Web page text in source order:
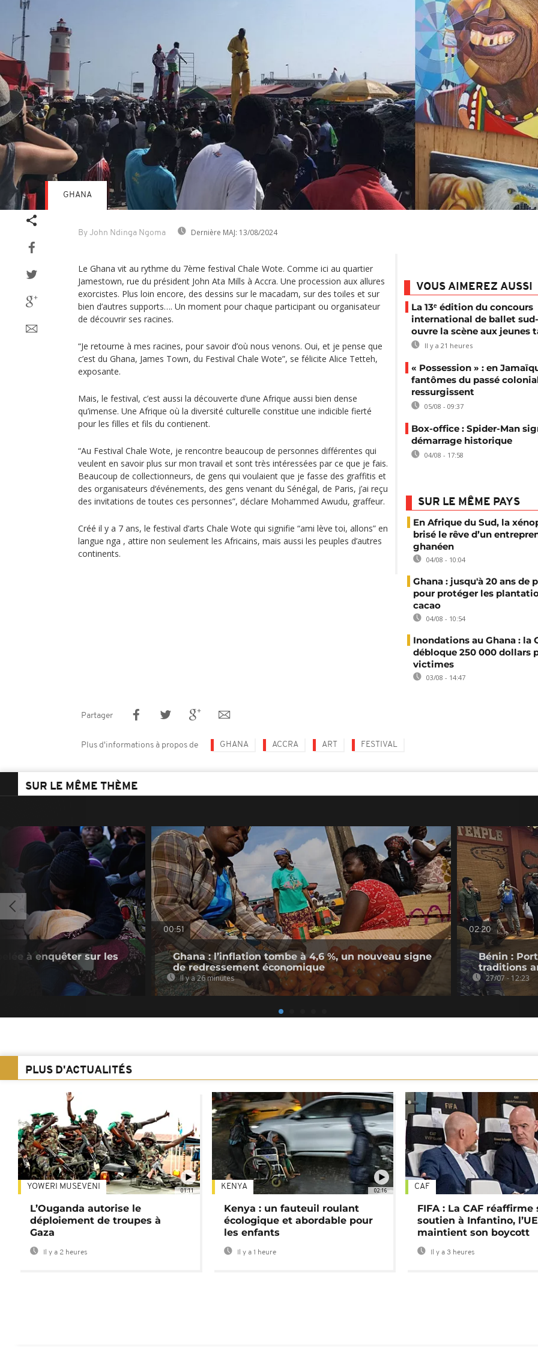
By John Ndinga Ngoma Dernière MAJ: 13/08/2024
GHANA
Le Ghana vit au rythme du 7ème festival Chale Wote. Comme ici au quartier
Jamestown, rue du président John Ata Mills à Accra. Une procession aux allures
exorcistes. Plus loin encore, des dessins sur le macadam, sur des toiles et sur
bien d’autres supports…. Un moment pour chaque participant ou organisateur
de découvrir ses racines.
“Je retourne à mes racines, pour savoir d’où nous venons. Oui, et je pense que
c’est du Ghana, James Town, du Festival Chale Wote”, se félicite Alice Tetteh,
exposante.
Mais, le festival, c’est aussi la découverte d’une Afrique aussi bien dense
qu’imense. Une Afrique où la diversité culturelle constitue une indicible fierté
pour les filles et fils du contienent.
“Au Festival Chale Wote, je rencontre beaucoup de personnes différentes qui
veulent en savoir plus sur mon travail et sont très intéressées par ce que je fais.
Beaucoup de collectionneurs, de gens qui voulaient que je fasse des graffitis et
des organisateurs d‘événements, des gens venant du Sénégal, de Paris, j’ai reçu
des invitations de toutes ces personnes”, déclare Mohammed Awudu, graffeur.
Créé il y a 7 ans, le festival d’arts Chale Wote qui signifie “ami lève toi, allons” en
langue nga , attire non seulement les Africains, mais aussi les peuples d’autres
continents.
VOUS AIMEREZ AUSSI
La 13ᵉ édition du concours
international de ballet
ouvre la scène aux jeunes
Il y a 21 heures
« Possession » : en
fantômes du passé
ressurgissent
05/08 - 09:37
Box-office : Spider-Man
démarrage historique
04/08 - 17:58
SUR LE MÊME PAYS
En Afrique du Sud, la
brisé le rêve d’un
ghanéen
04/08 - 10:04
Ghana : jusqu'à 20 ans de
pour protéger les
cacao
04/08 - 10:54
Inondations au Ghana : la
débloque 250 000 dollars
victimes
03/08 - 14:47
Partager
Plus d'informations à propos de GHANA ACCRA ART FESTIVAL
SUR LE MÊME THÈME
à enquêter sur les
00:51
Ghana : l’inflation tombe à 4,6 %, un nouveau signe
de redressement économique
Il y a 26 minutes
02:20
Bénin :
traditions
27/07 - 12:23
PLUS D'ACTUALITÉS
01:11
YOWERI MUSEVENI
L’Ouganda autorise le
déploiement de troupes à
Gaza
Il y a 2 heures
02:16
KENYA
Kenya : un fauteuil roulant
écologique et abordable pour
les enfants
Il y a 1 heure
CAF
FIFA : La CAF réaffirme
soutien à Infantino,
maintient son boycott
Il y a 3 heures